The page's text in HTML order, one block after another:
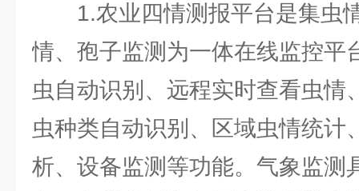
1.农业四情测报平台是集虫
情、孢子监测为一体在线监控平
虫自动识别、远程实时查看虫情
虫种类自动识别、区域虫情统计
析、设备监测等功能。气象监测